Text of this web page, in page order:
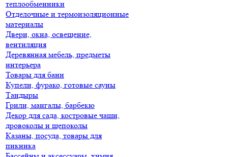
теплообменники
Отделочные и термоизоляционные
материалы
Двери, окна, освещение,
вентиляция
Деревянная мебель, предметы
интерьера
Товары для бани
Купели, фурако, готовые сауны
Тандыры
Грили, мангалы, барбекю
Декор для сада, костровые чаши,
дровоколы и щепоколы
Казаны, посуда, товары для
пикника